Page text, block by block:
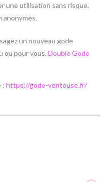
une utilisation sans risque.
anonymes.
un nouveau gode
ou pour vous. Double Gode
: https://gode-ventouse.fr/